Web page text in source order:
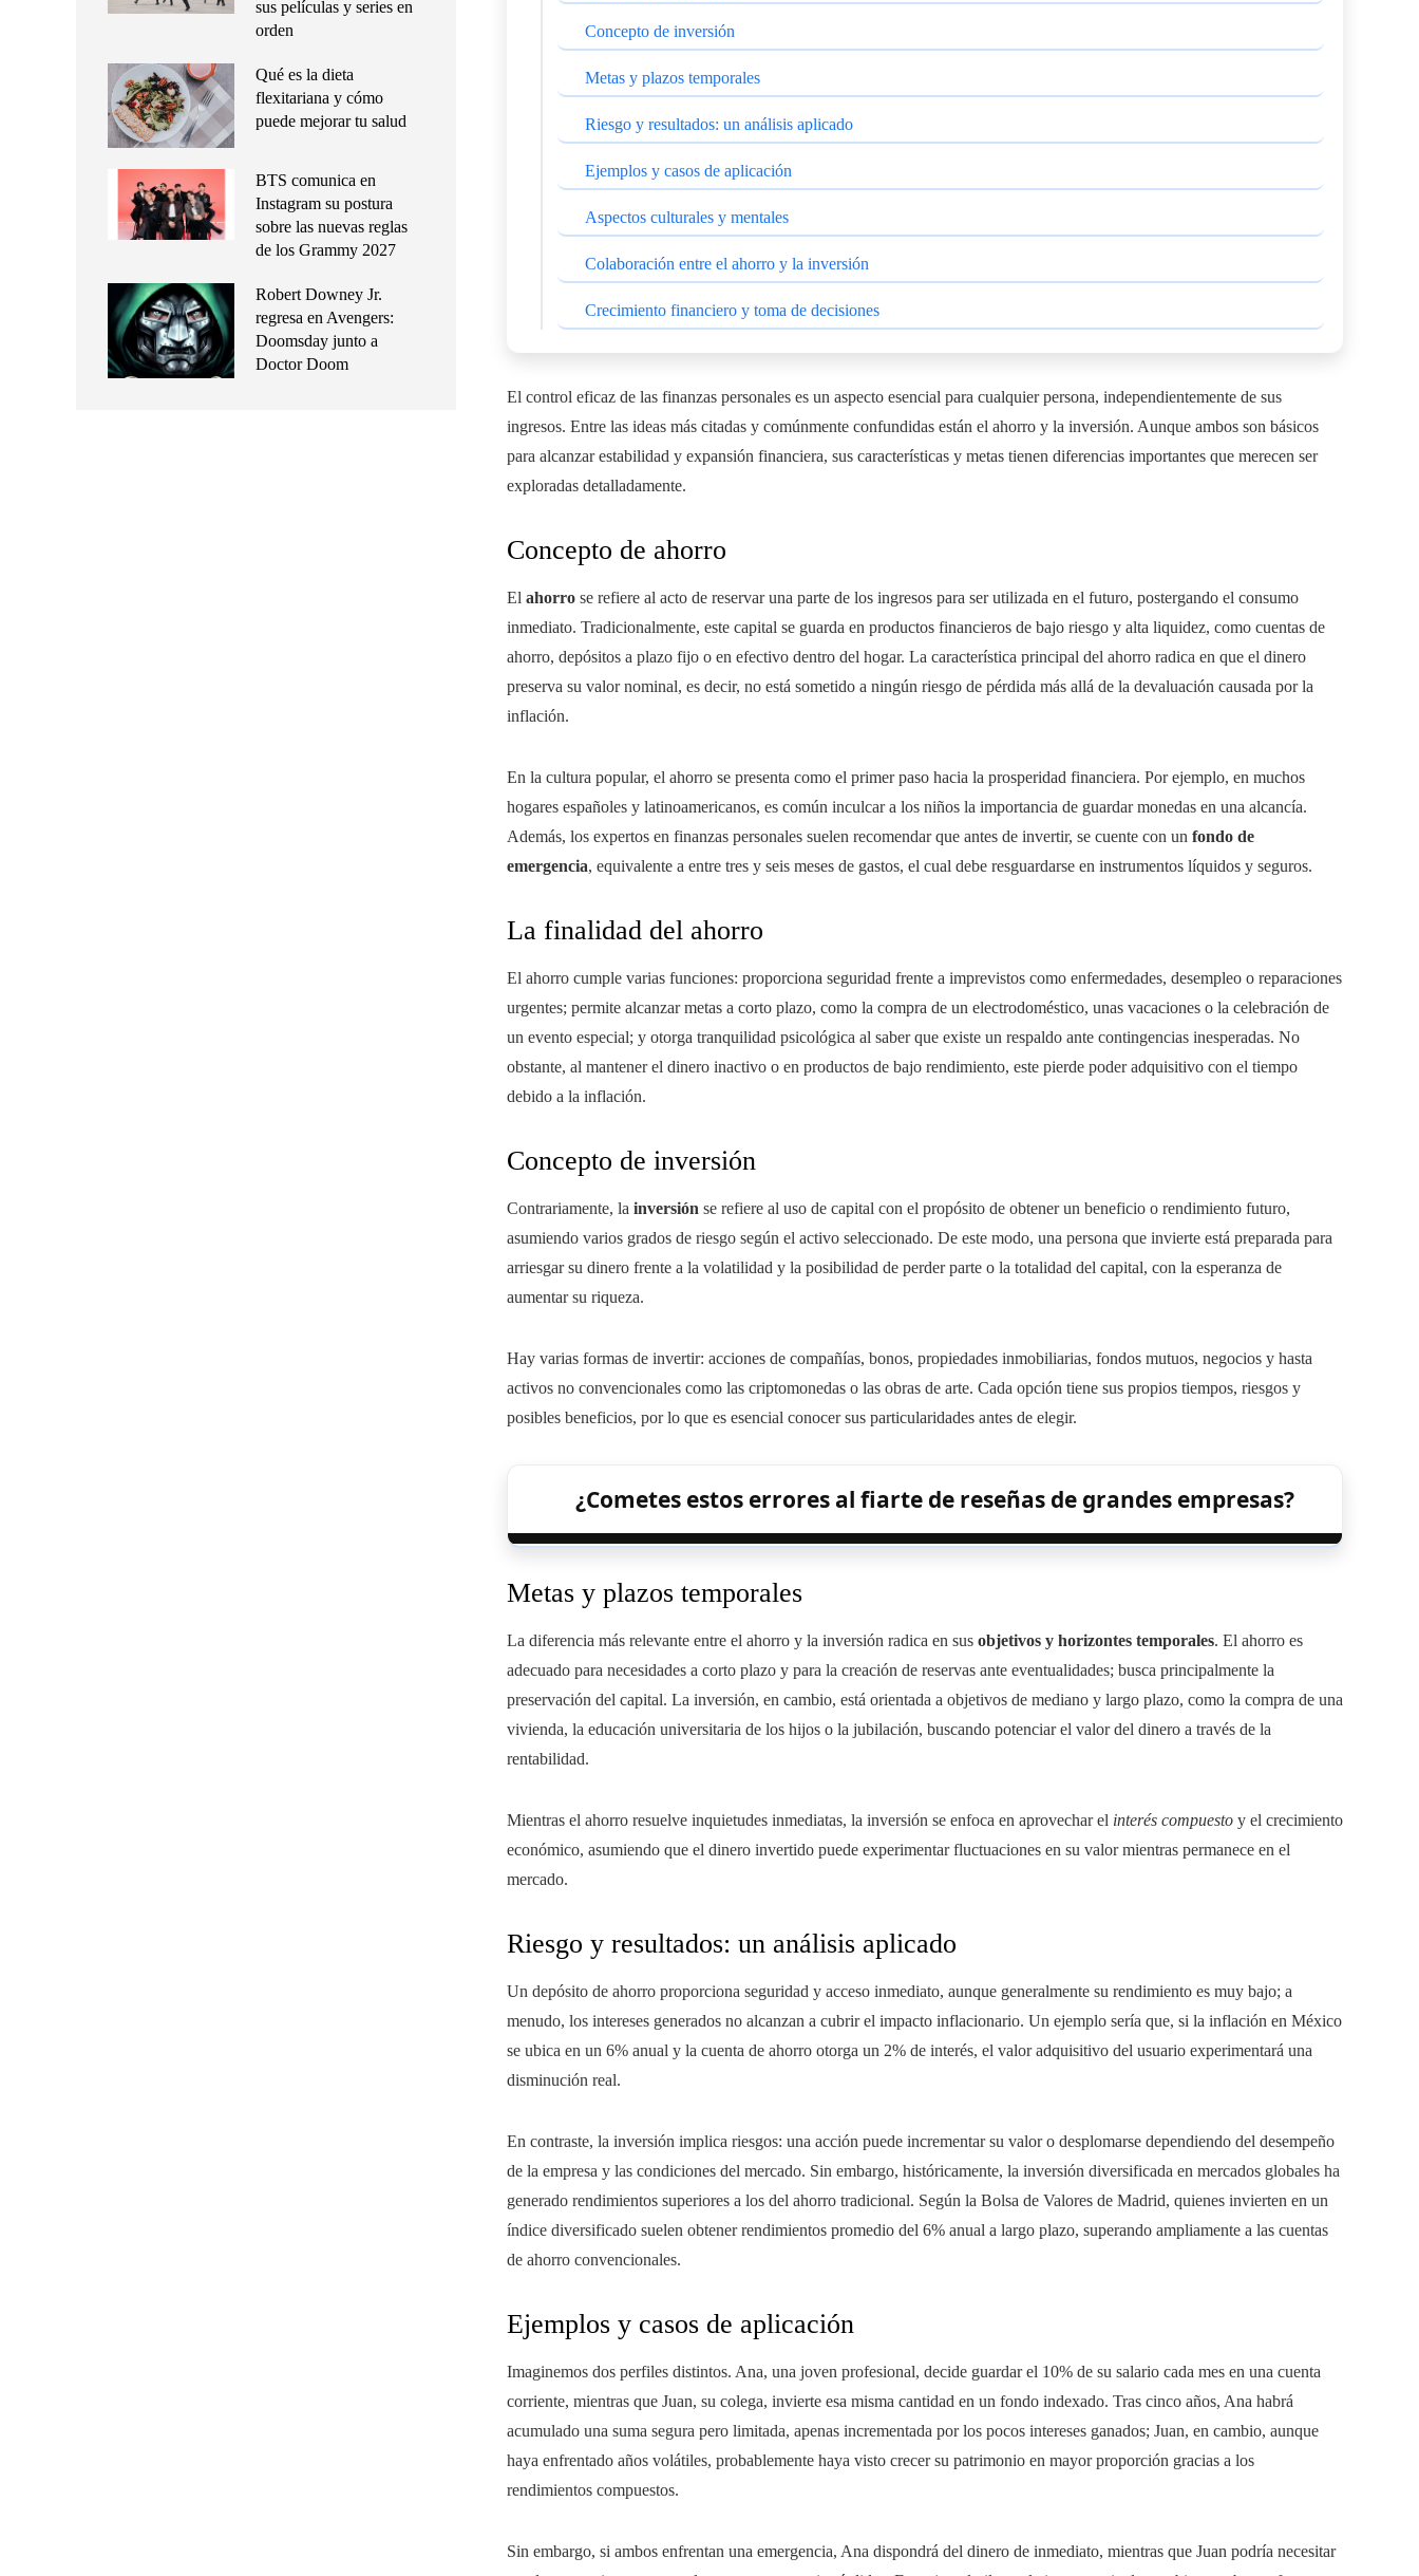
Concepto de inversión
Metas y plazos temporales
Riesgo y resultados: un análisis aplicado
Ejemplos y casos de aplicación
Aspectos culturales y mentales
Colaboración entre el ahorro y la inversión
Crecimiento financiero y toma de decisiones
El control eficaz de las finanzas personales es un aspecto esencial para cualquier persona, independientemente de sus
ingresos. Entre las ideas más citadas y comúnmente confundidas están el ahorro y la inversión. Aunque ambos son básicos
para alcanzar estabilidad y expansión financiera, sus características y metas tienen diferencias importantes que merecen ser
exploradas detalladamente.
Concepto de ahorro
El ahorro se refiere al acto de reservar una parte de los ingresos para ser utilizada en el futuro, postergando el consumo
inmediato. Tradicionalmente, este capital se guarda en productos financieros de bajo riesgo y alta liquidez, como cuentas de
ahorro, depósitos a plazo fijo o en efectivo dentro del hogar. La característica principal del ahorro radica en que el dinero
preserva su valor nominal, es decir, no está sometido a ningún riesgo de pérdida más allá de la devaluación causada por la
inflación.
En la cultura popular, el ahorro se presenta como el primer paso hacia la prosperidad financiera. Por ejemplo, en muchos
hogares españoles y latinoamericanos, es común inculcar a los niños la importancia de guardar monedas en una alcancía.
Además, los expertos en finanzas personales suelen recomendar que antes de invertir, se cuente con un fondo de
emergencia, equivalente a entre tres y seis meses de gastos, el cual debe resguardarse en instrumentos líquidos y seguros.
La finalidad del ahorro
El ahorro cumple varias funciones: proporciona seguridad frente a imprevistos como enfermedades, desempleo o reparaciones
urgentes; permite alcanzar metas a corto plazo, como la compra de un electrodoméstico, unas vacaciones o la celebración de
un evento especial; y otorga tranquilidad psicológica al saber que existe un respaldo ante contingencias inesperadas. No
obstante, al mantener el dinero inactivo o en productos de bajo rendimiento, este pierde poder adquisitivo con el tiempo
debido a la inflación.
Concepto de inversión
Contrariamente, la inversión se refiere al uso de capital con el propósito de obtener un beneficio o rendimiento futuro,
asumiendo varios grados de riesgo según el activo seleccionado. De este modo, una persona que invierte está preparada para
arriesgar su dinero frente a la volatilidad y la posibilidad de perder parte o la totalidad del capital, con la esperanza de
aumentar su riqueza.
Hay varias formas de invertir: acciones de compañías, bonos, propiedades inmobiliarias, fondos mutuos, negocios y hasta
activos no convencionales como las criptomonedas o las obras de arte. Cada opción tiene sus propios tiempos, riesgos y
posibles beneficios, por lo que es esencial conocer sus particularidades antes de elegir.
¿Cometes estos errores al fiarte de reseñas de grandes empresas?
Metas y plazos temporales
La diferencia más relevante entre el ahorro y la inversión radica en sus objetivos y horizontes temporales. El ahorro es
adecuado para necesidades a corto plazo y para la creación de reservas ante eventualidades; busca principalmente la
preservación del capital. La inversión, en cambio, está orientada a objetivos de mediano y largo plazo, como la compra de una
vivienda, la educación universitaria de los hijos o la jubilación, buscando potenciar el valor del dinero a través de la
rentabilidad.
Mientras el ahorro resuelve inquietudes inmediatas, la inversión se enfoca en aprovechar el interés compuesto y el crecimiento
económico, asumiendo que el dinero invertido puede experimentar fluctuaciones en su valor mientras permanece en el
mercado.
Riesgo y resultados: un análisis aplicado
Un depósito de ahorro proporciona seguridad y acceso inmediato, aunque generalmente su rendimiento es muy bajo; a
menudo, los intereses generados no alcanzan a cubrir el impacto inflacionario. Un ejemplo sería que, si la inflación en México
se ubica en un 6% anual y la cuenta de ahorro otorga un 2% de interés, el valor adquisitivo del usuario experimentará una
disminución real.
En contraste, la inversión implica riesgos: una acción puede incrementar su valor o desplomarse dependiendo del desempeño
de la empresa y las condiciones del mercado. Sin embargo, históricamente, la inversión diversificada en mercados globales ha
generado rendimientos superiores a los del ahorro tradicional. Según la Bolsa de Valores de Madrid, quienes invierten en un
índice diversificado suelen obtener rendimientos promedio del 6% anual a largo plazo, superando ampliamente a las cuentas
de ahorro convencionales.
Ejemplos y casos de aplicación
Imaginemos dos perfiles distintos. Ana, una joven profesional, decide guardar el 10% de su salario cada mes en una cuenta
corriente, mientras que Juan, su colega, invierte esa misma cantidad en un fondo indexado. Tras cinco años, Ana habrá
acumulado una suma segura pero limitada, apenas incrementada por los pocos intereses ganados; Juan, en cambio, aunque
haya enfrentado años volátiles, probablemente haya visto crecer su patrimonio en mayor proporción gracias a los
rendimientos compuestos.
Sin embargo, si ambos enfrentan una emergencia, Ana dispondrá del dinero de inmediato, mientras que Juan podría necesitar
sus películas y series en
orden
Qué es la dieta
flexitariana y cómo
puede mejorar tu salud
BTS comunica en
Instagram su postura
sobre las nuevas reglas
de los Grammy 2027
Robert Downey Jr.
regresa en Avengers:
Doomsday junto a
Doctor Doom